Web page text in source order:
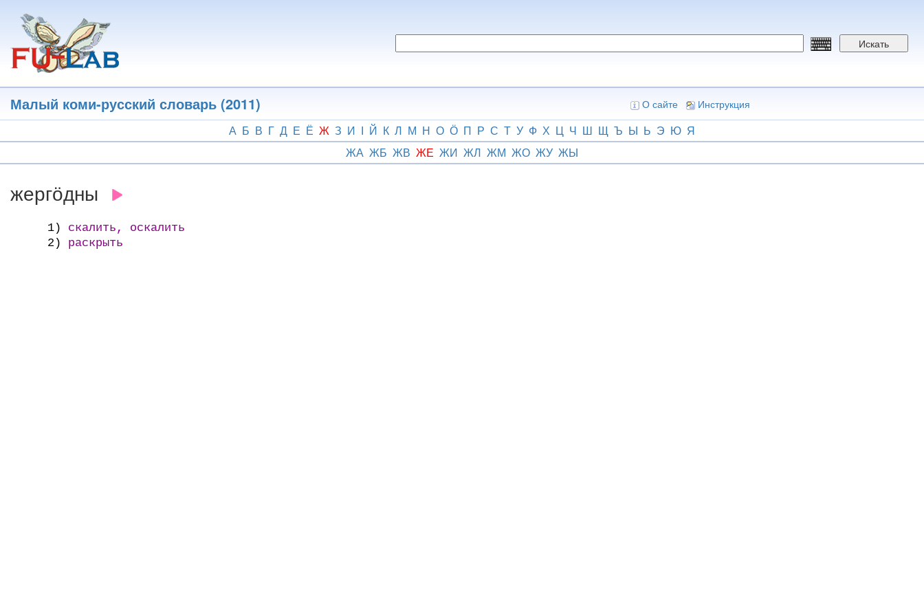
основному
содержанию
Искать
Малый коми-русский словарь (2011) О сайте Инструкция
А Б В Г Д Е Ё Ж З И І Й К Л М Н О Ӧ П Р С Т У Ф Х Ц Ч Ш Щ Ъ Ы Ь Э Ю Я
ЖА ЖБ ЖВ ЖЕ ЖИ ЖЛ ЖМ ЖО ЖУ ЖЫ
жергӧдны
1)
скалить, оскалить
2)
раскрыть